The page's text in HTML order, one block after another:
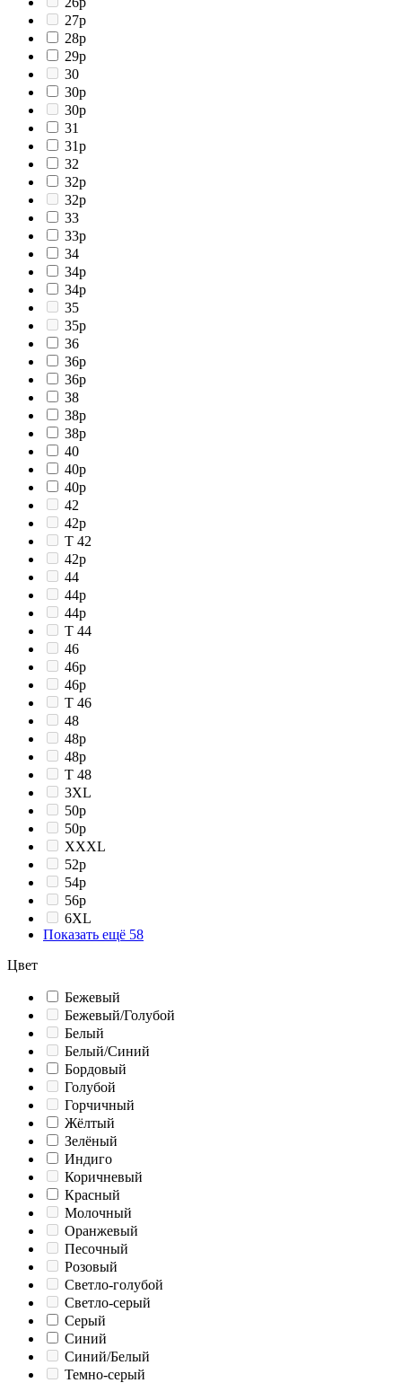
27p
28p
29p
30
30p
30р
31
31p
32
32p
32р
33
33p
34
34p
34р
35
35p
36
36p
36р
38
38p
38р
40
40p
40р
42
42p
T 42
42р
44
44p
44р
T 44
46
46p
46р
T 46
48
48p
48р
T 48
3XL
50p
50р
XXXL
52p
54p
56p
6XL
Показать ещё 58
Цвет
Бежевый
Бежевый/Голубой
Белый
Белый/Синий
Бордовый
Голубой
Горчичный
Жёлтый
Зелёный
Индиго
Коричневый
Красный
Молочный
Оранжевый
Песочный
Розовый
Светло-голубой
Светло-серый
Серый
Синий
Синий/Белый
Темно-серый